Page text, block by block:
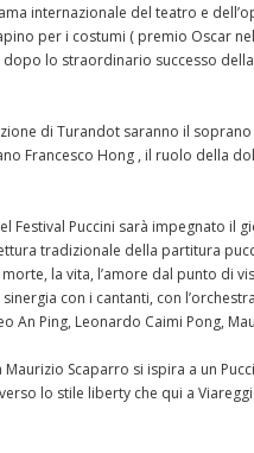
internazionale del teatro e
per i costumi ( premio Oscar
dopo lo straordinario successo
di Turandot saranno il
Francesco Hong , il ruolo della
Festival Puccini sarà impegnato il
tradizionale della partitura
la vita, l’amore dal punto di
con i cantanti, con
An Ping, Leonardo Caimi Pong,
Maurizio Scaparro si ispira a un
lo stile liberty che qui a